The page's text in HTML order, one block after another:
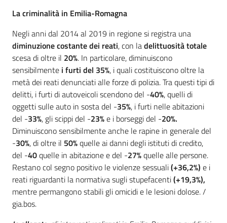
La criminalità in Emilia-Romagna
Negli anni dal 2014 al 2019 in regione si registra una
diminuzione costante dei reati, con ladelittuosità totale
scesa di oltre il 20%. In particolare, diminuiscono
sensibilmente i furti del 35%, i quali costituiscono oltre la
metà dei reati denunciati alle forze di polizia. Tra questi tipi di
delitti, i furti di autoveicoli scendono del -40%, quelli di
oggetti sulle auto in sosta del -35%, i furti nelle abitazioni
del -33%, gli scippi del -23%e i borseggi del -20%.
Diminuiscono sensibilmente anche le rapine in generale del
-30%, di oltre il 50%quelle ai danni degli istituti di credito,
del -40quelle in abitazione e del -27%quelle alle persone.
Restano col segno positivo le violenze sessuali(+36,2%) e i
reati riguardanti la normativa sugli stupefacenti(+19,3%),
mentre permangono stabili gli omicidi e le lesioni dolose. /
gia.bos.